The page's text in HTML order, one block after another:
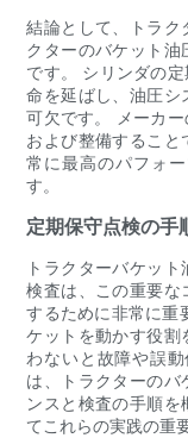
結論として、トラク
クターのバケット
です。 シリンダの
命を延ばし、油圧シ
可欠です。 メーカ
および整備するこ
常に最高のパフォ
す。
定期保守点検の手
トラクターバケッ
検査は、この重要な
するために非常に重
ケットを動かす役割
わないと故障や誤
は、トラクターのバ
ンスと検査の手順
てこれらの実践の重